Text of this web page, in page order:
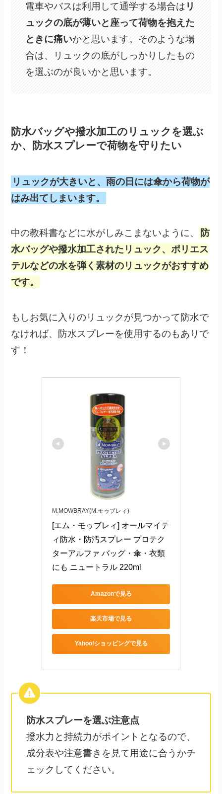
電車やバスは利用して通学する場合は リ
ュックの底が薄いと座って荷物を抱えた
ときに痛いかと思います。そのような場
合は、リュックの底がしっかりしたもの
を選ぶのが良いかと思います。
防水バッグや撥水加工のリュックを選ぶ
か、防水スプレーで荷物を守りたい
リュックが大きいと、雨の日には傘から荷物が
はみ出てしまいます。
中の教科書などに水がしみこまないように、
防
水バッグや撥水加工されたリュック、ポリエス
テルなどの水を弾く素材のリュックがおすすめ
です。
もしお気に入りのリュックが見つかって防水で
なければ、防水スプレーを使用するのもありで
す！
M.MOWBRAY(M.モゥブレィ)
[エム・モゥブレィ] オールマイテ
ィ防水・防汚スプレー プロテク
ターアルファ バッグ・傘・衣類
にも ニュートラル 220ml
Amazonで見る
楽天市場で見る
Yahoo!ショッピングで見る
防水スプレーを選ぶ注意点
撥水力と持続力がポイントとなるので、
成分表や注意書きを見て用途に合うかチ
ェックしてください。